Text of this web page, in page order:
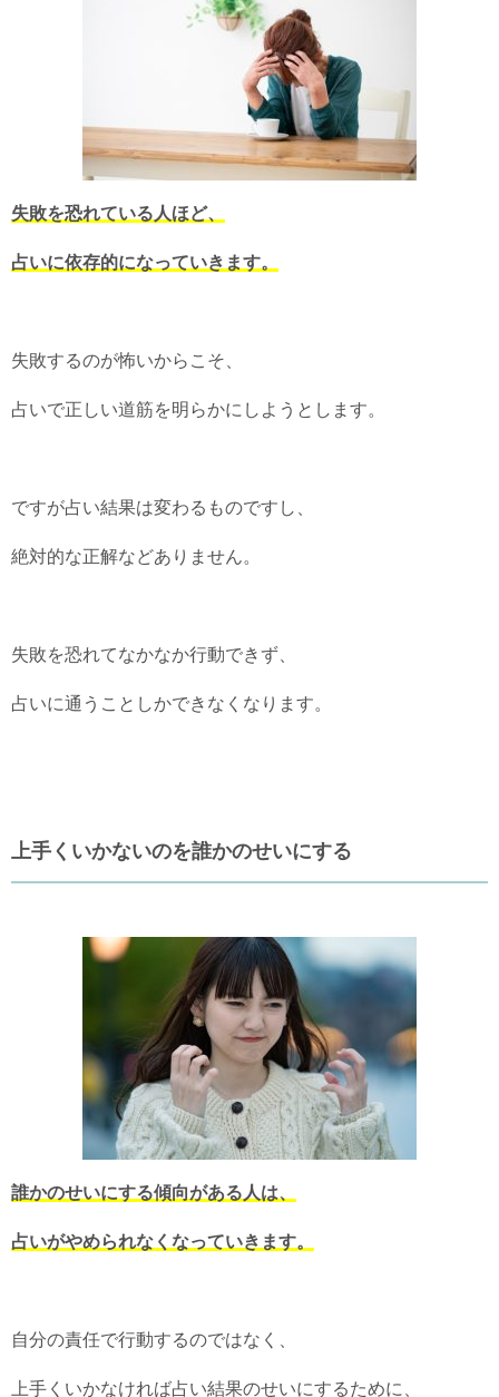
失敗を恐れている人ほど、
占いに依存的になっていきます。
失敗するのが怖いからこそ、
占いで正しい道筋を明らかにしようとします。
ですが占い結果は変わるものですし、
絶対的な正解などありません。
失敗を恐れてなかなか行動できず、
占いに通うことしかできなくなります。
上手くいかないのを誰かのせいにする
誰かのせいにする傾向がある人は、
占いがやめられなくなっていきます。
自分の責任で行動するのではなく、
上手くいかなければ占い結果のせいにするために、